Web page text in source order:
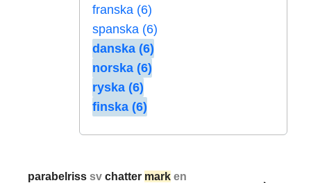
franska (6)
spanska (6)
danska (6)
norska (6)
ryska (6)
finska (6)
parabelrisssvchatter mark en